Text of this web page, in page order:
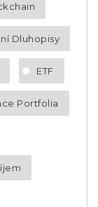
Dluhopisy
ETF
Portfolia